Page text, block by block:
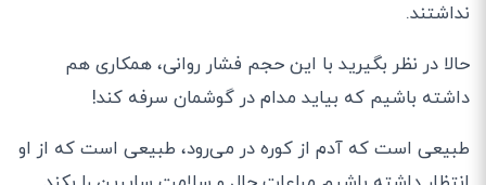
نداشتند.
حالا در نظر بگیرید با این حجم فشار روانی، همکاری هم
داشته باشیم که بیاید مدام در گوشمان سرفه کند!
طبیعی است که آدم از کوره در میرود، طبیعی است که از او